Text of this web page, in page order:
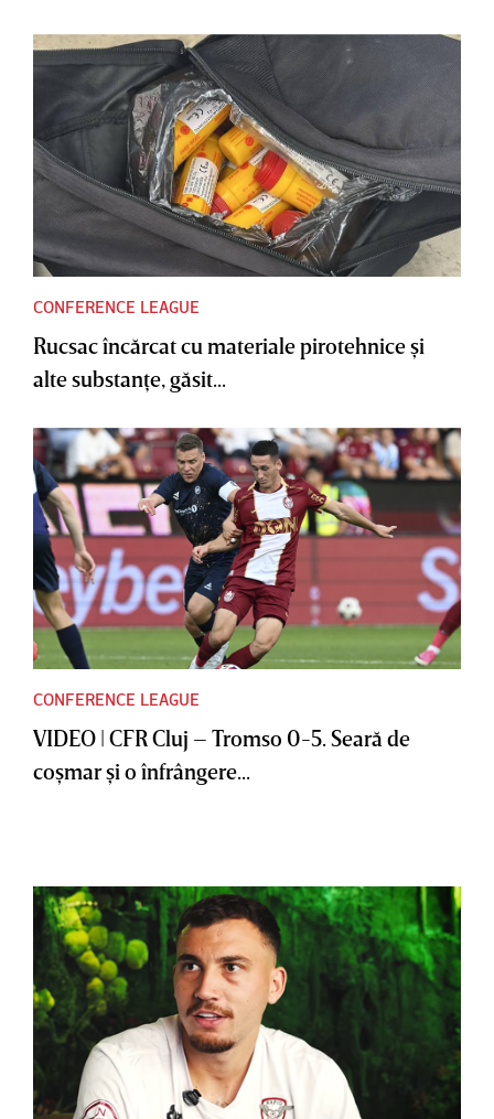
CONFERENCE LEAGUE
Rucsac încărcat cu materiale pirotehnice şi
alte substanţe, găsit...
CONFERENCE LEAGUE
VIDEO | CFR Cluj – Tromso 0-5. Seară de
coşmar şi o înfrângere...